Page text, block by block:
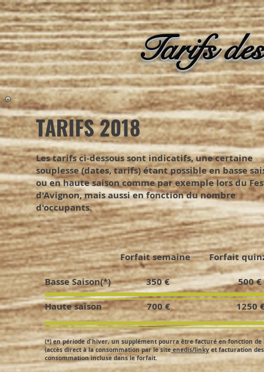
TARIFS 2018
Les tarifs ci-dessous sont indicatifs, une certaine
souplesse (dates, tarifs) étant possible en basse
ou en haute saison comme par exemple lors du
d'Avignon, mais aussi en fonction du nombre
d'occupants.
Forfait semaine Forfait quinzaine
Basse Saison(*) 350 €
Haute saison 700 €
(*) en période d'hiver, un supplément pourra être facturé en fonction de
(accès direct à la consommation par le site enedis/linky et facturation
consommation incluse dans le forfait.
Tarifs